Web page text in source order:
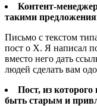
Контент-
такими
Письмо с текстом
пост о X. Я написал
вместо него дать
людей сделать вам
Пост, из
быть старым и